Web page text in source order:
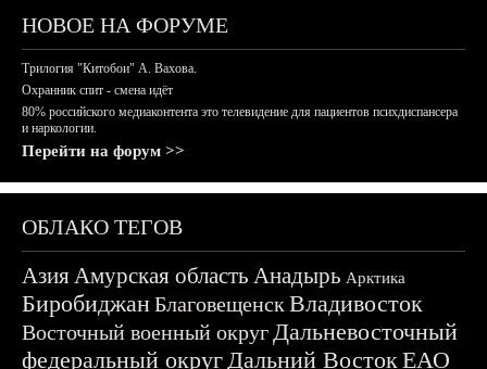
НОВОЕ НА ФОРУМЕ
Трилогия "Китобои" А. Вахова.
Охранник спит - смена идёт
80% российского медиаконтента это телевидение для пациентов психдиспансера
и наркологии.
Перейти на форум >>
ОБЛАКО ТЕГОВ
АзияАмурская область Анадырь Арктика
БиробиджанБлаговещенскВладивосток
Восточный военный округДальневосточный
федеральный округДальний ВостокЕАО